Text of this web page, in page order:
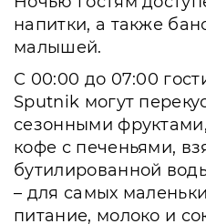
напитки, а также
малышей.
С 00:00 до 07:00
Sputnik могут
сезонными
кофе с печеньями,
бутилированной
– для самых
питание, молоко и